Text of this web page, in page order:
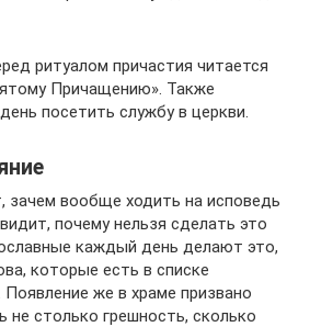
ритуалом причастия читается
Причащению». Также
посетить службу в церкви.
зачем вообще ходить на исповедь
почему нельзя сделать это
каждый день делают это,
которые есть в списке
же в храме призвано
не столько грешность, сколько